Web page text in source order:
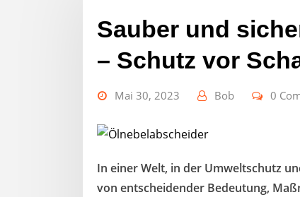
Sauber und
– Schutz vor
Mai 30, 2023 Bob 0
In einer Welt, in der Umweltschutz
von entscheidender Bedeutung,